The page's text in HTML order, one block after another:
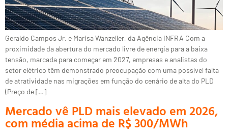
Geraldo Campos Jr. e Marisa Wanzeller, da Agência iNFRA Com a
proximidade da abertura do mercado livre de energia para a baixa
tensão, marcada para começar em 2027, empresas e analistas do
setor elétrico têm demonstrado preocupação com uma possível falta
de atratividade nas migrações em função do cenário de alta do PLD
(Preço de […]
Mercado vê PLD mais elevado em 2026,
com média acima de R$ 300/MWh